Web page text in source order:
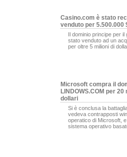
Casino.com è stato
venduto per 5.500.000
Il dominio principe per il
stato venduto ad un
per oltre 5 milioni di
Microsoft compra il
LINDOWS.COM per 20
dollari
Si è conclusa la
vedeva contrapposti
operatico di Microsoft,
sistema operativo